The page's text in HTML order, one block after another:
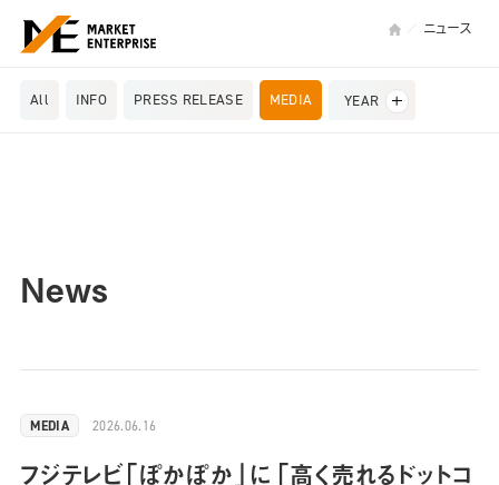
ニュース
All INFO PRESS RELEASE MEDIA YEAR
News
2026.06.16
MEDIA
フジテレビ「ぽかぽか」に「高く売れるドットコ